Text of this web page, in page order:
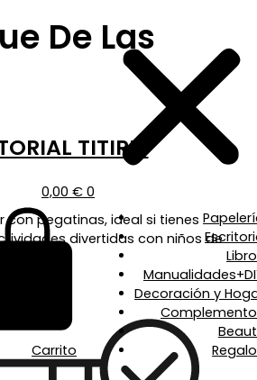
0,00 € 0
Carrito
Decoración y
De Las
TITIRIS
con pegatinas, ideal si tienes
divertidas con niños de